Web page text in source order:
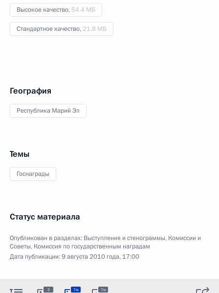
Высокое качество, 54.4 МБ
Стандартное качество, 21.8 МБ
География
Республика Марий Эл
Темы
Госнаграды
Статус материала
Опубликован в разделах: Выступления и стенограммы, Комиссии и
Советы, Комиссия по государственным наградам
Дата публикации:9 августа 2010 года, 17:00
3 7м 7м